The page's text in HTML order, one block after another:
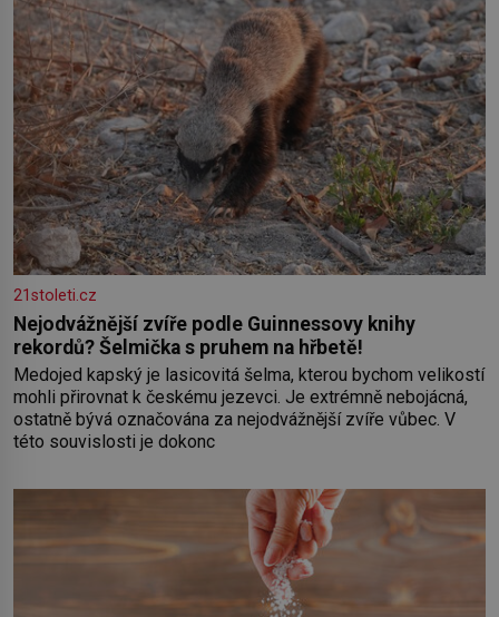
21stoleti.cz
Nejodvážnější zvíře podle Guinnessovy knihy
rekordů? Šelmička s pruhem na hřbetě!
Medojed kapský je lasicovitá šelma, kterou bychom velikostí
mohli přirovnat k českému jezevci. Je extrémně nebojácná,
ostatně bývá označována za nejodvážnější zvíře vůbec. V
této souvislosti je dokonc